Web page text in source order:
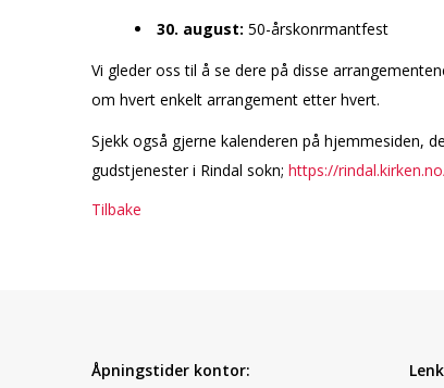
30. august: 50-årskonfirmantfest
Vi gleder oss til å se dere på disse
om hvert enkelt arrangement etter hvert.
Sjekk også gjerne kalenderen på hjemmesiden,
gudstjenester i Rindal sokn; https://
Tilbake
Åpningstider kontor: